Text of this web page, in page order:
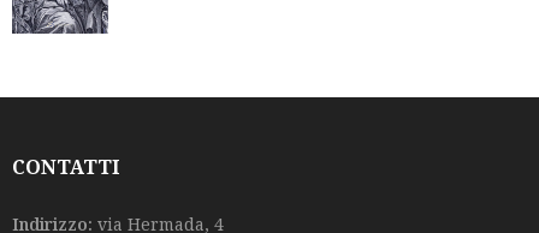
CONTATTI
Indirizzo: via Hermada, 4